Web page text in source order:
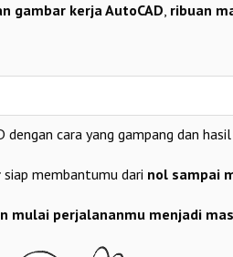
gambar kerja AutoCAD, ribuan
dengan cara yang gampang dan
siap membantumu dari nol sampai
mulai perjalananmu menjadi